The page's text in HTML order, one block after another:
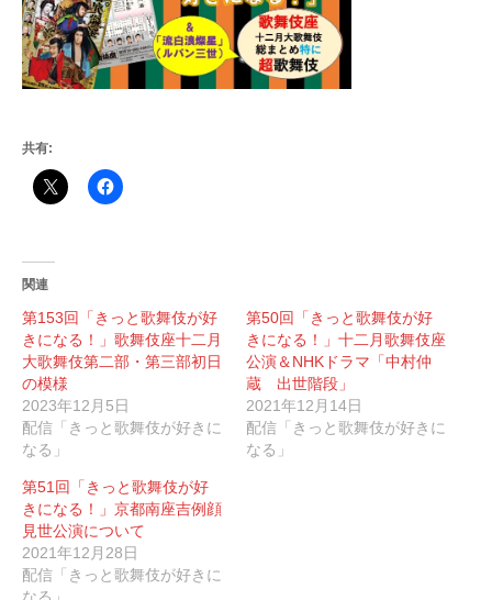
共有:
関連
第153回「きっと歌舞伎が好
きになる！」歌舞伎座十二月
大歌舞伎第二部・第三部初日
の模様
2023年12月5日
配信「きっと歌舞伎が好きに
なる」
第50回「きっと歌舞伎が好
きになる！」十二月歌舞伎座
公演＆NHKドラマ「中村仲
蔵 出世階段」
2021年12月14日
配信「きっと歌舞伎が好きに
なる」
第51回「きっと歌舞伎が好
きになる！」京都南座吉例顔
見世公演について
2021年12月28日
配信「きっと歌舞伎が好きに
なる」